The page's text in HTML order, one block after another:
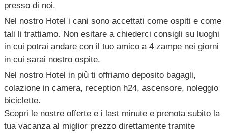
presso di noi.
Nel nostro Hotel i cani sono accettati come ospiti e come
tali li trattiamo. Non esitare a chiederci consigli su luoghi
in cui potrai andare con il tuo amico a 4 zampe nei giorni
in cui sarai nostro ospite.
Nel nostro Hotel in più ti offriamo deposito bagagli,
colazione in camera, reception h24, ascensore, noleggio
biciclette.
Scopri le nostre offerte e i last minute e prenota subito la
tua vacanza al miglior prezzo direttamente tramite